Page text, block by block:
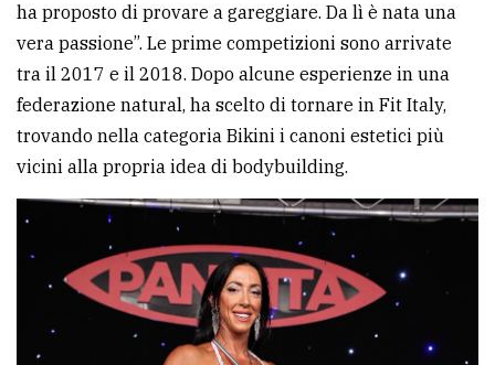
ha proposto di provare a gareggiare. Da lì è nata una
vera passione”. Le prime competizioni sono arrivate
tra il 2017 e il 2018. Dopo alcune esperienze in una
federazione natural, ha scelto di tornare in Fit Italy,
trovando nella categoria Bikini i canoni estetici più
vicini alla propria idea di bodybuilding.